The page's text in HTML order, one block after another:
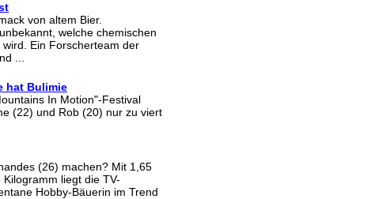
von altem Bier.
welche chemischen
Ein Forscherteam der
...
hat Bulimie
In Motion"-Festival
(22) und Rob (20) nur zu viert
(26) machen? Mit 1,65
liegt die TV-
Hobby-Bäuerin im Trend